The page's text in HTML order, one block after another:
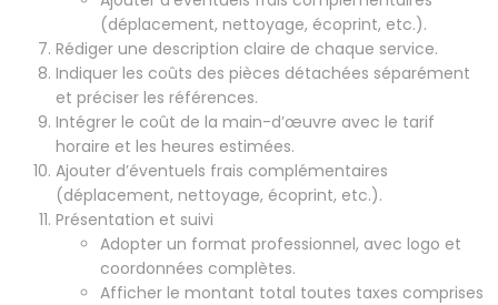
(déplacement, nettoyage, écoprint, etc.).
Rédiger une description claire de chaque service.
Indiquer les coûts des pièces détachées séparément
et préciser les références.
Intégrer le coût de la main-d’œuvre avec le tarif
horaire et les heures estimées.
Ajouter d’éventuels frais complémentaires
(déplacement, nettoyage, écoprint, etc.).
Présentation et suivi
Adopter un format professionnel, avec logo et
coordonnées complètes.
Afficher le montant total toutes taxes comprises